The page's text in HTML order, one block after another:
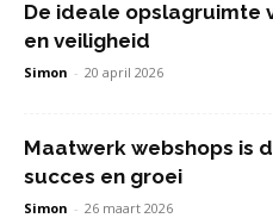
De ideale opslagruimte
en veiligheid
Simon - 20 april 2026
Maatwerk webshops is
succes en groei
Simon - 26 maart 2026